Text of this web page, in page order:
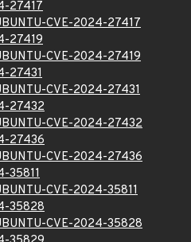
27417
CVE-2024-27417
27419
CVE-2024-27419
27431
CVE-2024-27431
27432
CVE-2024-27432
27436
CVE-2024-27436
35811
CVE-2024-35811
35828
CVE-2024-35828